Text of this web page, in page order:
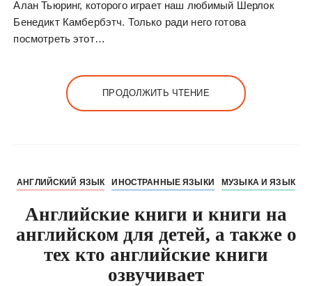
Алан Тьюринг, которого играет наш любимый Шерлок
Бенедикт Камбербэтч. Только ради него готова
посмотреть этот…
ПРОДОЛЖИТЬ ЧТЕНИЕ
АНГЛИЙСКИЙ ЯЗЫК ИНОСТРАННЫЕ ЯЗЫКИ МУЗЫКА И ЯЗЫК
Английские книги и книги на
английском для детей, а также о
тех кто английские книги
озвучивает